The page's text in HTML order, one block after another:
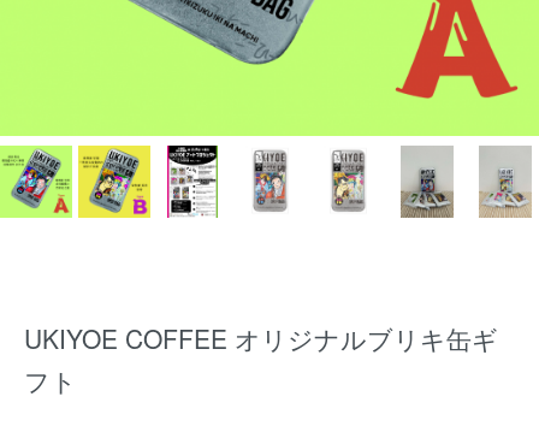
UKIYOE COFFEE オリジナルブリキ缶ギ
フト